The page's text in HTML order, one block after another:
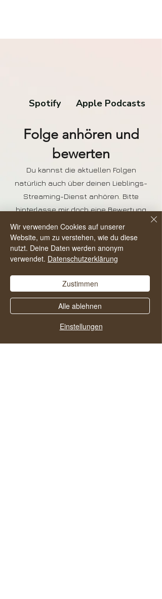
Spotify Apple Podcasts
Folge anhören und
bewerten
Du kannst die aktuellen Folgen
natürlich auch über deinen Lieblings-
Streaming-Dienst anhören. Bitte
hinterlasse mir doch eine Bewertung
da, das hilft anderen den Podcast zu
finden und noch mehr Menschen in ein
alkoholfreies und zufriedenes Leben zu
starten.
Wir verwenden Cookies auf unserer
Website, um zu verstehen, wie du diese
nutzt. Deine Daten werden anonym
verwendet. Datenschutzerklärung
Einstellungen
Alle ablehnen
Zustimmen